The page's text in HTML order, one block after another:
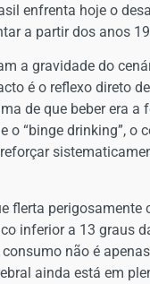
enfrenta hoje o
a partir dos anos
a gravidade do
é o reflexo direto
de que beber era
“binge drinking”, o
flerta perigosamente
inferior a 13 graus
não é
ainda está em